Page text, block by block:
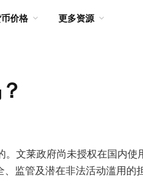
价格 更多资源
文莱政府尚未授权在国内使
监管及潜在非法活动滥用的